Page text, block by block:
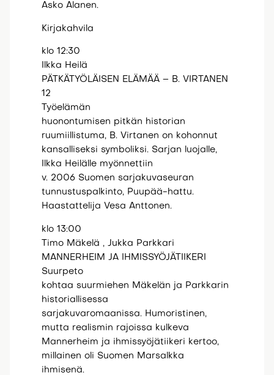
Asko Alanen.
Kirjakahvila
klo 12:30
Ilkka Heilä
PÄTKÄTYÖLÄISEN ELÄMÄÄ – B. VIRTANEN
12
Työelämän
huonontumisen pitkän historian
ruumiillistuma, B. Virtanen on kohonnut
kansalliseksi symboliksi. Sarjan luojalle,
Ilkka Heilälle myönnettiin
v. 2006 Suomen sarjakuvaseuran
tunnustuspalkinto, Puupää-hattu.
Haastattelija Vesa Anttonen.
klo 13:00
Timo Mäkelä , Jukka Parkkari
MANNERHEIM JA IHMISSYÖJÄTIIKERI
Suurpeto
kohtaa suurmiehen Mäkelän ja Parkkarin
historiallisessa
sarjakuvaromaanissa. Humoristinen,
mutta realismin rajoissa kulkeva
Mannerheim ja ihmissyöjätiikeri kertoo,
millainen oli Suomen Marsalkka
ihmisenä.